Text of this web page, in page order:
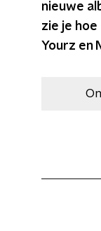
nieuwe
zie je
Yourz en